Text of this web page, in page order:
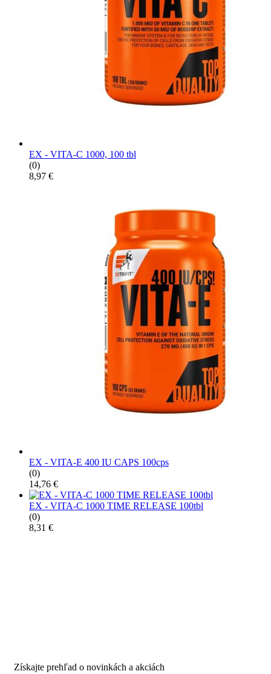
EX - VITA-C 1000, 100 tbl
(0)
8,97 €
EX - VITA-E 400 IU CAPS 100cps
(0)
14,76 €
EX - VITA-C 1000 TIME RELEASE 100tbl
(0)
8,31 €
Získajte prehľad o novinkách a akciách